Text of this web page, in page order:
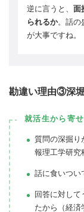
逆に言うと、 面
られるか。話の
が大事ですね。
勘違い理由③深
就活生から寄
質問の深掘り
報理工学研究
話に食いつい
回答に対し
たから（経済